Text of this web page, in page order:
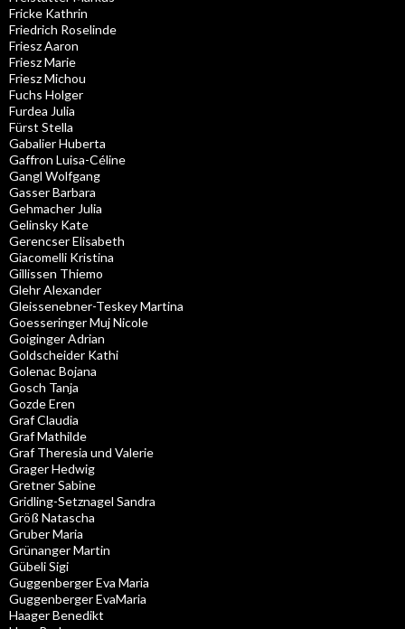
Fricke Kathrin
Friedrich Roselinde
Friesz Aaron
Friesz Marie
Friesz Michou
Fuchs Holger
Furdea Julia
Fürst Stella
Gabalier Huberta
Gaffron Luisa-Céline
Gangl Wolfgang
Gasser Barbara
Gehmacher Julia
Gelinsky Kate
Gerencser Elisabeth
Giacomelli Kristina
Gillissen Thiemo
Glehr Alexander
Gleissenebner-Teskey Martina
Goesseringer Muj Nicole
Goiginger Adrian
Goldscheider Kathi
Golenac Bojana
Gosch Tanja
Gozde Eren
Graf Claudia
Graf Mathilde
Graf Theresia und Valerie
Grager Hedwig
Gretner Sabine
Gridling-Setznagel Sandra
Größ Natascha
Gruber Maria
Grünanger Martin
Gübeli Sigi
Guggenberger Eva Maria
Guggenberger EvaMaria
Haager Benedikt